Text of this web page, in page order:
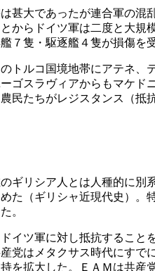
大であったが連合軍の混
からドイツ軍は二度と大規
隻・駆逐艦４隻が損傷を
ルコ国境地帯にアテネ、
ゴスラヴィアからもマケド
たちがレジスタンス（抵
リシア人とは人種的に別
た（ギリシャ近現代史）。
。
ツ軍に対し抵抗すること
党はメタクサス時代にすで
を拡大した。ＥＡＭは共産